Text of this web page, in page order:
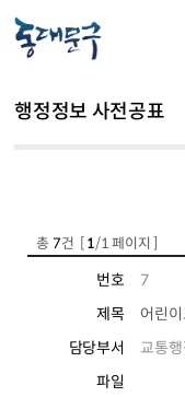
행정정보 사전공표
총 7건 [ 1/1 페이지 ]
번호
7
제목
어린
담당부서
교통
파일